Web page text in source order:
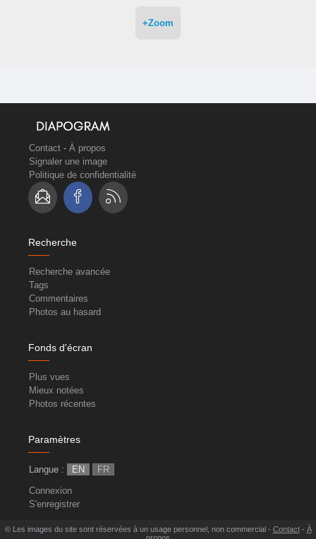
+Zoom
Contact - À propos
Signaler une image
Politique de confidentialité
Recherche
Recherche avancée
Tags
Commentaires
Photos au hasard
Fonds d'écran
Plus vues
Mieux notées
Photos récentes
Paramètres
Langue : EN
FR
Connexion
S'enregistrer
© Les images du site sont réservées à un usage personnel, non commercial - Contact- À